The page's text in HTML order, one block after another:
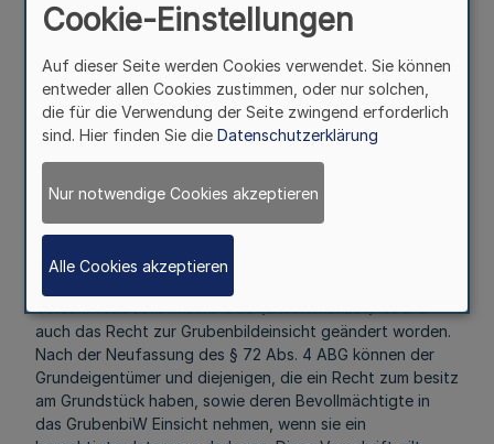
Grubenbildeinsicht durch Gemeinden
Verkehr — IV/A l — 14 — 00 — 48/68 — u. d.
Innenministers — III C 3 — 1.42 (9) — v. 31. 7. 1968¹)
Vorschriften vom 11. Juni 1968 (GV. NW. S. 201) ist u. a.
auch das Recht zur Grubenbildeinsicht geändert worden.
Nach der Neufassung des § 72 Abs. 4 ABG können der
Grundeigentümer und diejenigen, die ein Recht zum besitz
am Grundstück haben, sowie deren Bevollmächtigte in
das GrubenbiW Einsicht nehmen, wenn sie ein
Cookie-Einstellungen
Auf dieser Seite werden Cookies verwendet. Sie können
entweder allen Cookies zustimmen, oder nur solchen,
die für die Verwendung der Seite zwingend erforderlich
sind. Hier finden Sie die Datenschutzerklärung
Nur notwendige Cookies akzeptieren
Alle Cookies akzeptieren